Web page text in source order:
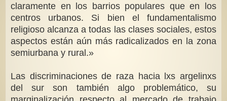
claramente en los barrios populares que en los
centros urbanos. Si bien el fundamentalismo
religioso alcanza a todas las clases sociales, estos
aspectos están aún más radicalizados en la zona
semiurbana y rural.»
Las discriminaciones de raza hacia lxs argelinxs
del sur son también algo problemático, su